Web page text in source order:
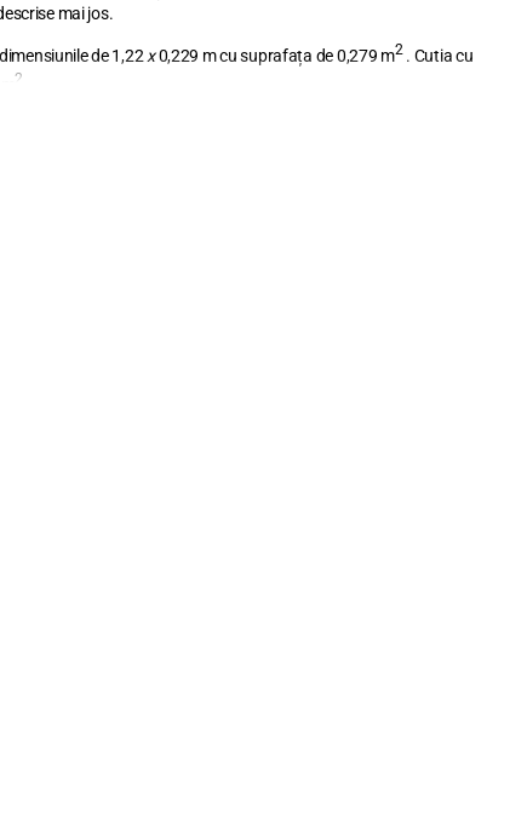
mai jos.
de 1,22 x0,229 m cu suprafața de 0,279 m2
. Cutia cu
2
metrul pătrat.